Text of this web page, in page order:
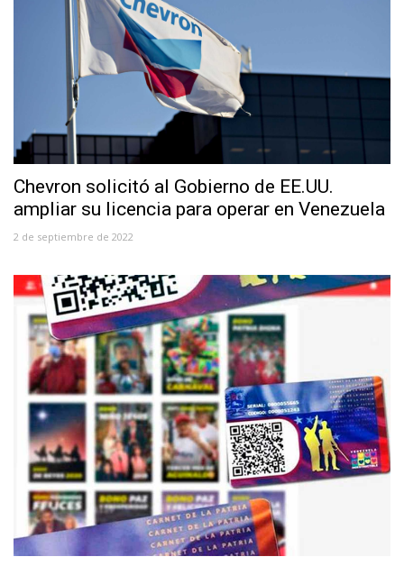
Chevron solicitó al Gobierno de EE.UU.
ampliar su licencia para operar en Venezuela
2 de septiembre de 2022